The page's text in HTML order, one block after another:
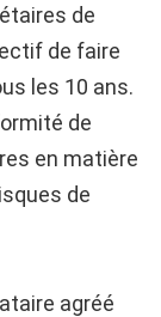
de
de faire
les 10 ans.
de
en matière
de
agréé